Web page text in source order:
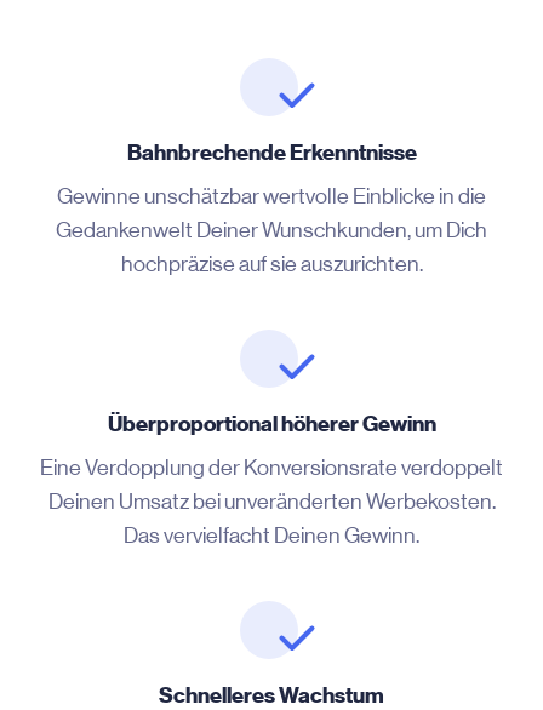
Bahnbrechende Erkenntnisse
Gewinne unschätzbar wertvolle Einblicke in die
Gedankenwelt Deiner Wunschkunden, um Dich
hochpräzise auf sie auszurichten.
Überproportional höherer Gewinn
Eine Verdopplung der Konversionsrate verdoppelt
Deinen Umsatz bei unveränderten Werbekosten.
Das vervielfacht Deinen Gewinn.
Schnelleres Wachstum